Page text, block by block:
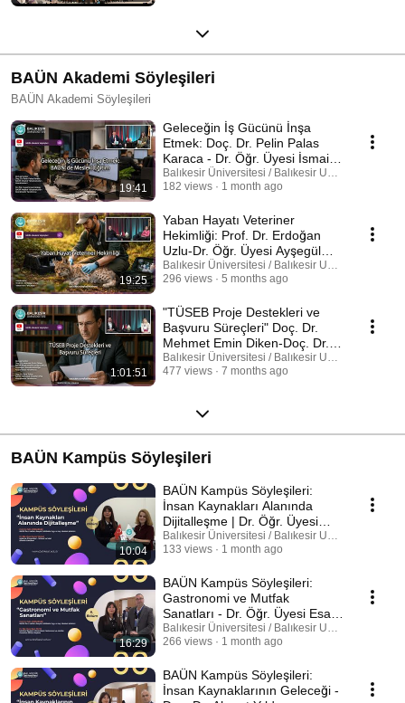
BAÜN Akademi Söyleşileri
BAÜN Akademi Söyleşileri
19:41
Geleceğin İş Gücünü İnşa
Etmek: Doç. Dr. Pelin Palas
Karaca - Dr. Öğr. Üyesi İsmail
Atabay
Balıkesir Üniversitesi / Balıkesir University
182 views
1 month ago
19:25
Yaban Hayatı Veteriner
Hekimliği: Prof. Dr. Erdoğan
Uzlu-Dr. Öğr. Üyesi Ayşegül
Karaahmetoğlu Çoban
Balıkesir Üniversitesi / Balıkesir University
296 views
5 months ago
1:01:51
"TÜSEB Proje Destekleri ve
Başvuru Süreçleri" Doç. Dr.
Mehmet Emin Diken-Doç. Dr.
Esra Tokay
Balıkesir Üniversitesi / Balıkesir University
477 views
7 months ago
BAÜN Kampüs Söyleşileri
10:04
BAÜN Kampüs Söyleşileri:
İnsan Kaynakları Alanında
Dijitalleşme | Dr. Öğr. Üyesi
Canan Yılmaz
Balıkesir Üniversitesi / Balıkesir University
133 views
1 month ago
16:29
BAÜN Kampüs Söyleşileri:
Gastronomi ve Mutfak
Sanatları - Dr. Öğr. Üyesi Esat
ÖZATA
Balıkesir Üniversitesi / Balıkesir University
266 views
1 month ago
BAÜN Kampüs Söyleşileri:
İnsan Kaynaklarının Geleceği -